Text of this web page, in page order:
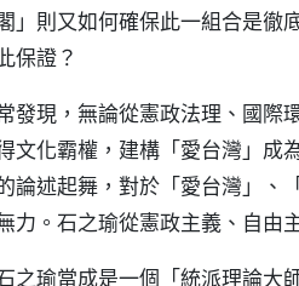
」則又如何確保此一組合是
保證？
發現，無論從憲政法理、國際
文化霸權，建構「愛台灣」
論述起舞，對於「愛台灣」、
力。石之瑜從憲政主義、自由
之瑜當成是一個「統派理論大